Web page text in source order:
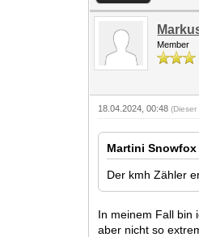
Member
18.04.2024, 00:48
Martini
Der kmh Zähler
In meinem Fall bin
aber nicht so